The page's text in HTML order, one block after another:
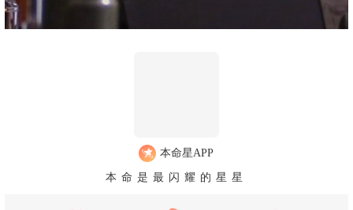
本命星APP
本命是最闪耀的星星